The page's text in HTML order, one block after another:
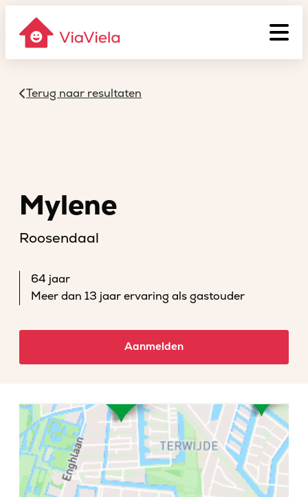
Terug naar resultaten
Mylene
Roosendaal
64 jaar
Meer dan 13 jaar ervaring als gastouder
Aanmelden